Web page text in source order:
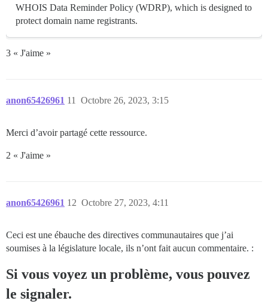
WHOIS Data Reminder Policy (WDRP), which is designed to
protect domain name registrants.
3 « J'aime »
anon65426961 Octobre 26, 2023, 3:15
11
Merci d’avoir partagé cette ressource.
2 « J'aime »
anon65426961 Octobre 27, 2023, 4:11
12
Ceci est une ébauche des directives communautaires que j’ai
soumises à la législature locale, ils n’ont fait aucun commentaire. :
Si vous voyez un problème, vous pouvez
le signaler.